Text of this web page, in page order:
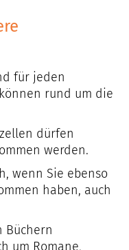
für jeden
rund um die
dürfen
werden.
wenn Sie ebenso
haben, auch
Büchern
um Romane,